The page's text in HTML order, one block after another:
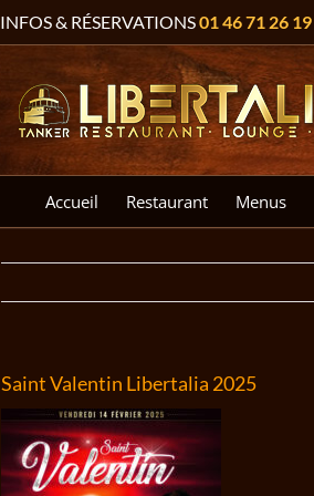
INFOS & RÉSERVATIONS01 46 71 26 19
Accueil Restaurant Menus
Saint Valentin Libertalia 2025